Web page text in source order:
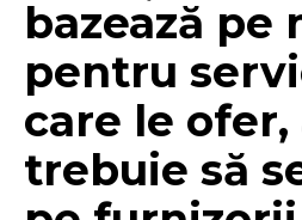
bazează pe
pentru
care le ofer,
trebuie să